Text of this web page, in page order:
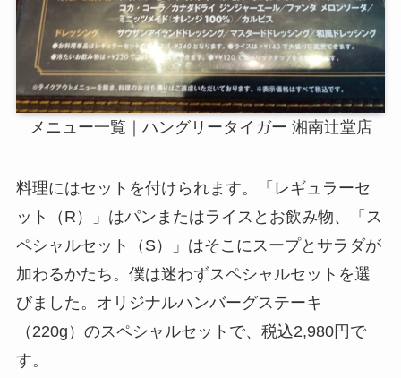
メニュー一覧｜ハングリータイガー 湘南辻堂店
料理にはセットを付けられます。「レギュラーセ
ット（R）」はパンまたはライスとお飲み物、「ス
ペシャルセット（S）」はそこにスープとサラダが
加わるかたち。僕は迷わずスペシャルセットを選
びました。オリジナルハンバーグステーキ
（220g）のスペシャルセットで、税込2,980円で
す。